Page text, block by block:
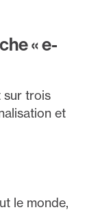
« e-
sur trois
et
le monde,